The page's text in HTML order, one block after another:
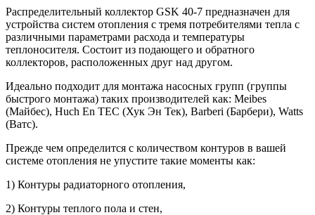
Распределительный коллектор GSK 40-7 предназначен для
устройства систем отопления с тремя потребителями тепла с
различными параметрами расхода и температуры
теплоносителя. Состоит из подающего и обратного
коллекторов, расположенных друг над другом.
Идеально подходит для монтажа насосных групп (группы
быстрого монтажа) таких производителей как: Meibes
(Майбес), Huch En TEC (Хук Эн Тек), Barberi (Барбери), Watts
(Ватс).
Прежде чем определится с количеством контуров в вашей
системе отопления не упустите такие моменты как:
1) Контуры радиаторного отопления,
2) Контуры теплого пола и стен,